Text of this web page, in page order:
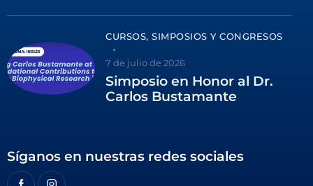
CURSOS, SIMPOSIOS Y CONGRESOS
7 de julio de 2026
Simposio en Honor al Dr.
Carlos Bustamante
Síganos en nuestras redes sociales